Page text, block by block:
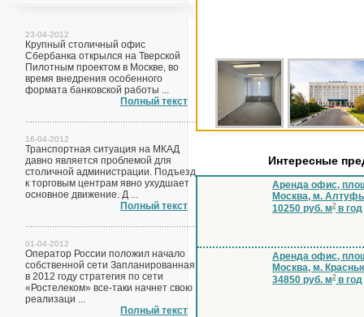
23-04-2012
Крупный столичный офис
Сбербанка открылся на Тверской
Пилотным проектом в Москве, во
время внедрения особенного
формата банковской работы ...
Полный текст
16-04-2012
Транспортная ситуация на МКАД
давно является проблемой для
столичной администрации. Подъезд
к торговым центрам явно ухудшает
основное движение. Д ...
Полный текст
01-04-2012
Оператор России положил начало
собственной сети Запланированная
в 2012 году стратегия по сети
«Ростелеком» все-таки начнет свою
реализаци ...
Полный текст
Интересные
Аренда офис,
Москва, м.
10250 руб. м2 в год
Аренда офис,
Москва, м.
34850 руб. м2 в год